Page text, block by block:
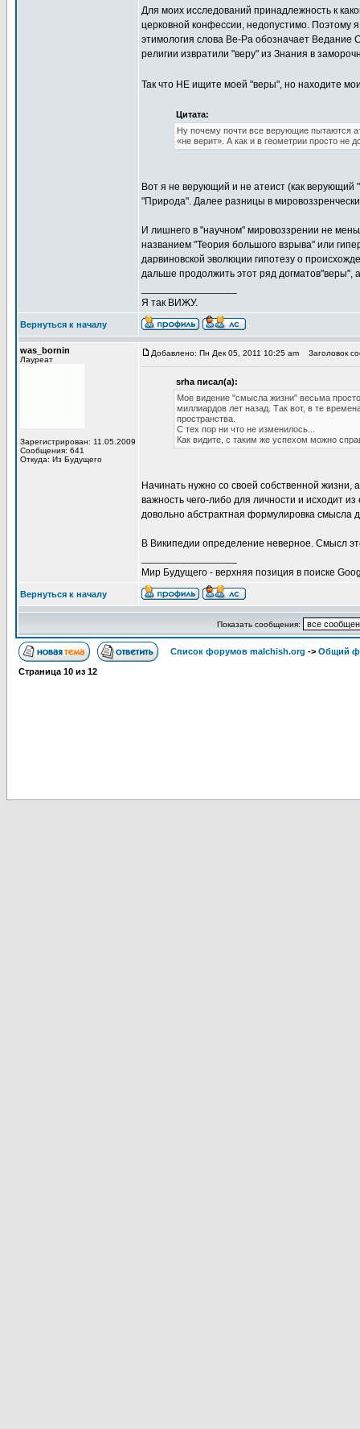
Для моих исследований принадлежность к
церковной конфессии, недопустимо. Поэтому
этимология слова Ве-Ра обозначает Ведание
религии извратили "веру" из Знания в
Так что НЕ ищите моей "веры", но находите
Цитата:
Ну почему почти все верующие пытаются
«не верит». А как и в геометрии просто не
Вот я не верующий и не атеист (как верующий
"Природа". Далее разницы в
И лишнего в "научном" мировоззрении не
названием "Теория большого взрыва" или
дарвиновской эволюции гипотезу о
дальше продолжить этот ряд догматов"веры",
Я так ВИЖУ.
Вернуться к началу
was_bornin
Лауреат
Зарегистрирован: 11.05.2009
Сообщения: 641
Откуда: Из Будущего
Добавлено: Пн Дек 05, 2011 10:25 am Заголовок
srha писал(а):
Мое видение "смысла жизни" весьма
миллиардов лет назад. Так вот, в те
пространства.
С тех пор ни что не изменилось...
Как видите, с таким же успехом можно
Начинать нужно со своей собственной
важность чего-либо для личности и исходит
довольно абстрактная формулировка смысла
В Википедии определение неверное. Смысл
Мир Будущего - верхняя позиция в поиске
Вернуться к началу
Показать сообщения:
Список форумов malchish.org -> Общий
Страница 10 из 12